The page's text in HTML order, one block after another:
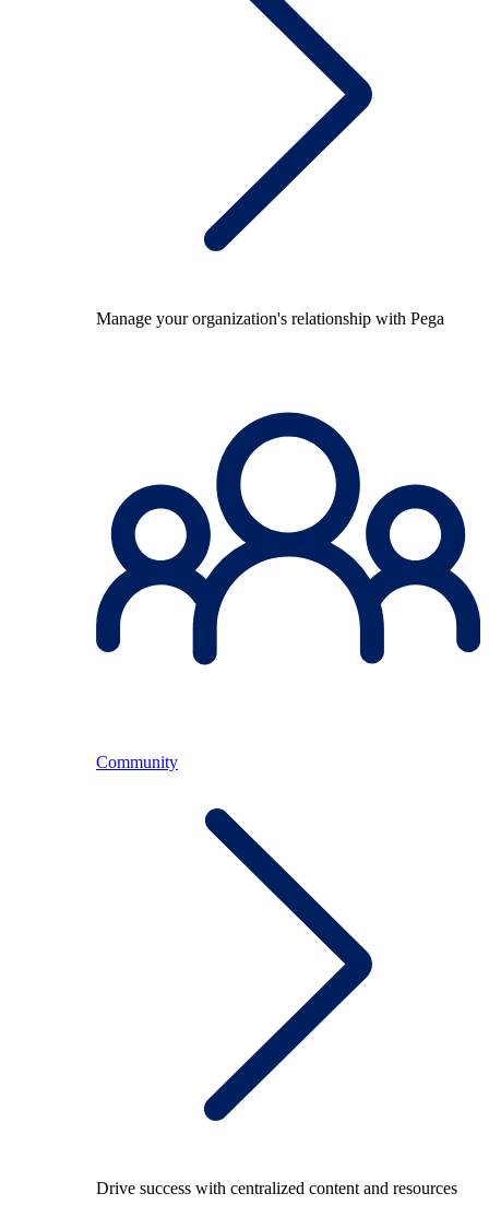
Manage your organization's relationship with Pega
Community
Drive success with centralized content and resources